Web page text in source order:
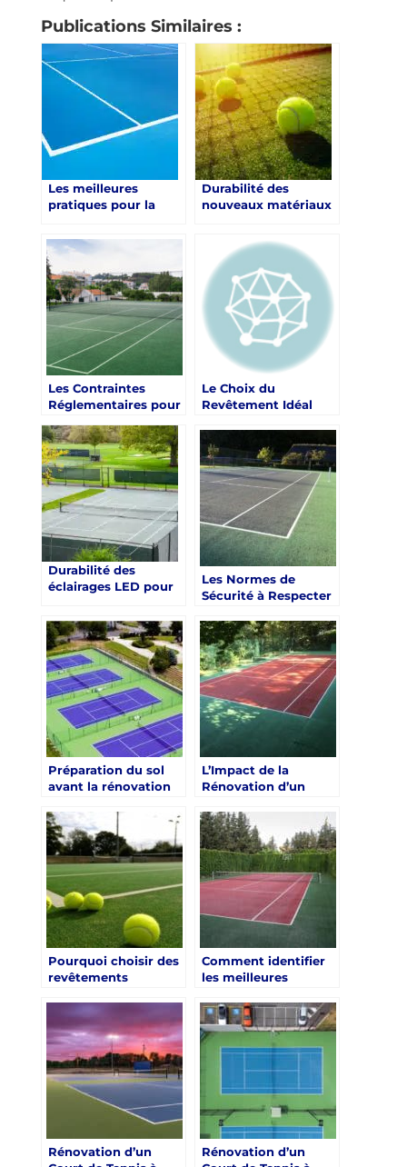
Publications Similaires :
Les meilleures
pratiques pour la
court de tennis à
Toulon : Un guide par
Service Tennis
Durabilité des
nouveaux matériaux
à Toulon
Les Contraintes
Réglementaires pour
Court de Tennis à
Toulon
Le Choix du
Revêtement Idéal
Tennis à Toulon : Un
Guide Expert par
Service Tennis
Durabilité des
éclairages LED pour
Toulon : Un examen
approfondi par
Service Tennis
Les Normes de
Sécurité à Respecter
d’un Court de Tennis
à Toulon
Préparation du sol
avant la rénovation
à Toulon avec Service
Tennis
L’Impact de la
Rénovation d’un
Toulon sur la
Communauté Locale
Pourquoi choisir des
revêtements
court de tennis à
Toulon ?
Comment identifier
les meilleures
pour la rénovation
d’un court de tennis
à Toulon ?
Rénovation d’un
Rénovation d’un